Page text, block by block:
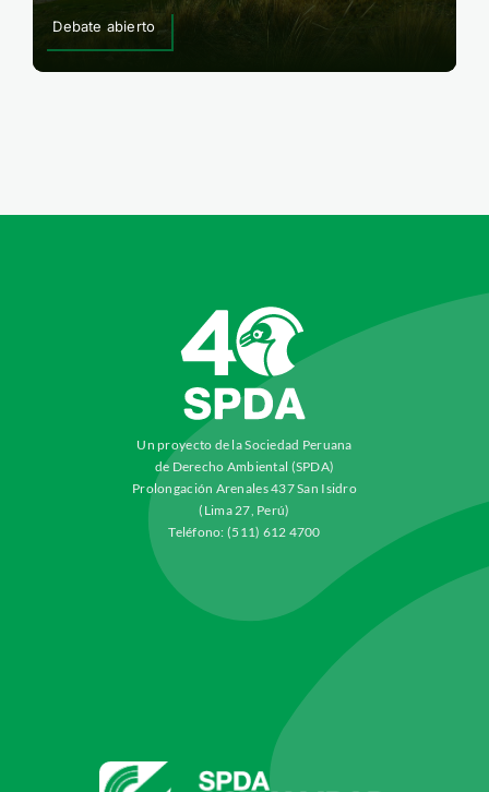
Debate abierto
Un proyecto de la Sociedad Peruana
de Derecho Ambiental (SPDA)
Prolongación Arenales 437 San Isidro
(Lima 27, Perú)
Teléfono: (511) 612 4700